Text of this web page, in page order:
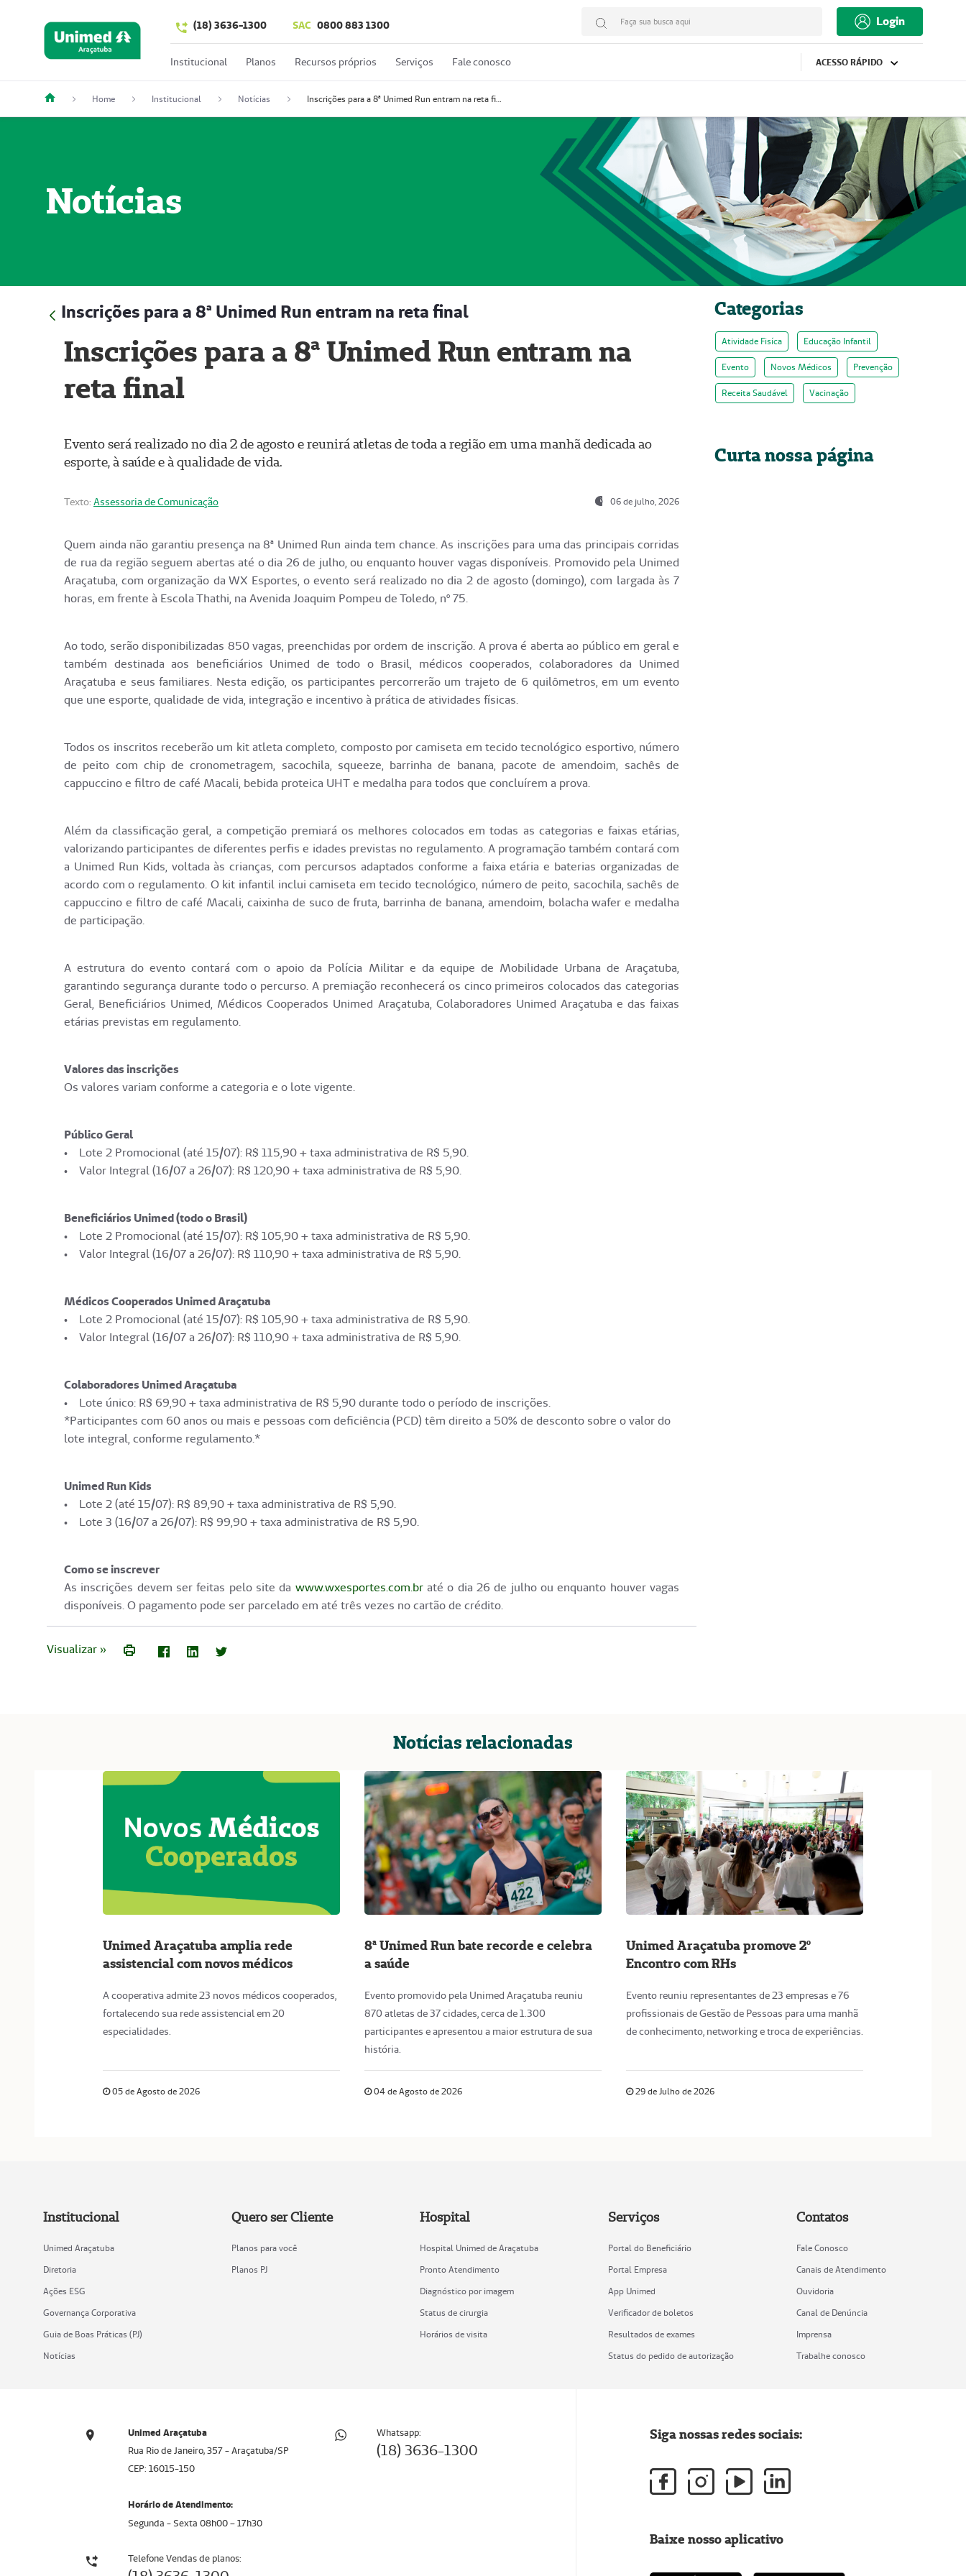
(18) 3636-1300 SAC 0800 883 1300 Faça sua busca aqui Login
Institucional Planos Recursos próprios Serviços Fale conosco ACESSO RÁPIDO
Home Institucional Notícias Inscrições para a 8ª Unimed Run entram na reta final
Notícias
Inscrições para a 8ª Unimed Run entram na reta final
Inscrições para a 8ª Unimed Run entram na
reta final
Evento será realizado no dia 2 de agosto e reunirá atletas de toda a região em uma manhã dedicada ao
esporte, à saúde e à qualidade de vida.
Texto: Assessoria de Comunicação 06 de julho, 2026
Quem ainda não garantiu presença na 8ª Unimed Run ainda tem chance. As inscrições para uma das principais corridas
de rua da região seguem abertas até o dia 26 de julho, ou enquanto houver vagas disponíveis. Promovido pela Unimed
Araçatuba, com organização da WX Esportes, o evento será realizado no dia 2 de agosto (domingo), com largada às 7
horas, em frente à Escola Thathi, na Avenida Joaquim Pompeu de Toledo, nº 75.
Ao todo, serão disponibilizadas 850 vagas, preenchidas por ordem de inscrição. A prova é aberta ao público em geral e
também destinada aos beneficiários Unimed de todo o Brasil, médicos cooperados, colaboradores da Unimed
Araçatuba e seus familiares. Nesta edição, os participantes percorrerão um trajeto de 6 quilômetros, em um evento
que une esporte, qualidade de vida, integração e incentivo à prática de atividades físicas.
Todos os inscritos receberão um kit atleta completo, composto por camiseta em tecido tecnológico esportivo, número
de peito com chip de cronometragem, sacochila, squeeze, barrinha de banana, pacote de amendoim, sachês de
cappuccino e filtro de café Macali, bebida proteica UHT e medalha para todos que concluírem a prova.
Além da classificação geral, a competição premiará os melhores colocados em todas as categorias e faixas etárias,
valorizando participantes de diferentes perfis e idades previstas no regulamento. A programação também contará com
a Unimed Run Kids, voltada às crianças, com percursos adaptados conforme a faixa etária e baterias organizadas de
acordo com o regulamento. O kit infantil inclui camiseta em tecido tecnológico, número de peito, sacochila, sachês de
cappuccino e filtro de café Macali, caixinha de suco de fruta, barrinha de banana, amendoim, bolacha wafer e medalha
de participação.
A estrutura do evento contará com o apoio da Polícia Militar e da equipe de Mobilidade Urbana de Araçatuba,
garantindo segurança durante todo o percurso. A premiação reconhecerá os cinco primeiros colocados das categorias
Geral, Beneficiários Unimed, Médicos Cooperados Unimed Araçatuba, Colaboradores Unimed Araçatuba e das faixas
etárias previstas em regulamento.
Valores das inscrições
Os valores variam conforme a categoria e o lote vigente.
Público Geral
• Lote 2 Promocional (até 15/07): R$ 115,90 + taxa administrativa de R$ 5,90.
• Valor Integral (16/07 a 26/07): R$ 120,90 + taxa administrativa de R$ 5,90.
Beneficiários Unimed (todo o Brasil)
• Lote 2 Promocional (até 15/07): R$ 105,90 + taxa administrativa de R$ 5,90.
• Valor Integral (16/07 a 26/07): R$ 110,90 + taxa administrativa de R$ 5,90.
Médicos Cooperados Unimed Araçatuba
• Lote 2 Promocional (até 15/07): R$ 105,90 + taxa administrativa de R$ 5,90.
• Valor Integral (16/07 a 26/07): R$ 110,90 + taxa administrativa de R$ 5,90.
Colaboradores Unimed Araçatuba
• Lote único: R$ 69,90 + taxa administrativa de R$ 5,90 durante todo o período de inscrições.
*Participantes com 60 anos ou mais e pessoas com deficiência (PCD) têm direito a 50% de desconto sobre o valor do
lote integral, conforme regulamento.*
Unimed Run Kids
• Lote 2 (até 15/07): R$ 89,90 + taxa administrativa de R$ 5,90.
• Lote 3 (16/07 a 26/07): R$ 99,90 + taxa administrativa de R$ 5,90.
Como se inscrever
As inscrições devem ser feitas pelo site da www.wxesportes.com.braté o dia 26 de julho ou enquanto houver vagas
disponíveis. O pagamento pode ser parcelado em até três vezes no cartão de crédito.
Visualizar »
Categorias
Atividade Fisíca Educação Infantil
Evento Novos Médicos Prevenção
Receita Saudável Vacinação
Curta nossa página
Notícias relacionadas
Unimed Araçatuba amplia rede
assistencial com novos médicos
A cooperativa admite 23 novos médicos cooperados,
fortalecendo sua rede assistencial em 20
especialidades.
05 de Agosto de 2026
8ª Unimed Run bate recorde e celebra
a saúde
Evento promovido pela Unimed Araçatuba reuniu
870 atletas de 37 cidades, cerca de 1.300
participantes e apresentou a maior estrutura de sua
história.
04 de Agosto de 2026
Unimed Araçatuba promove 2º
Encontro com RHs
Evento reuniu representantes de 23 empresas e 76
profissionais de Gestão de Pessoas para uma manhã
de conhecimento, networking e troca de experiências.
29 de Julho de 2026
Institucional
Unimed Araçatuba
Diretoria
Ações ESG
Governança Corporativa
Guia de Boas Práticas (PJ)
Notícias
Quero ser Cliente
Planos para você
Planos PJ
Hospital
Hospital Unimed de Araçatuba
Pronto Atendimento
Diagnóstico por imagem
Status de cirurgia
Horários de visita
Serviços
Portal do Beneficiário
Portal Empresa
App Unimed
Verificador de boletos
Resultados de exames
Status do pedido de autorização
Contatos
Fale Conosco
Canais de Atendimento
Ouvidoria
Canal de Denúncia
Imprensa
Trabalhe conosco
Unimed Araçatuba
Rua Rio de Janeiro, 357 - Araçatuba/SP
CEP: 16015-150
Horário de Atendimento:
Segunda - Sexta 08h00 – 17h30
Whatsapp:
(18) 3636-1300
Telefone Vendas de planos:
Siga nossas redes sociais:
Baixe nosso aplicativo